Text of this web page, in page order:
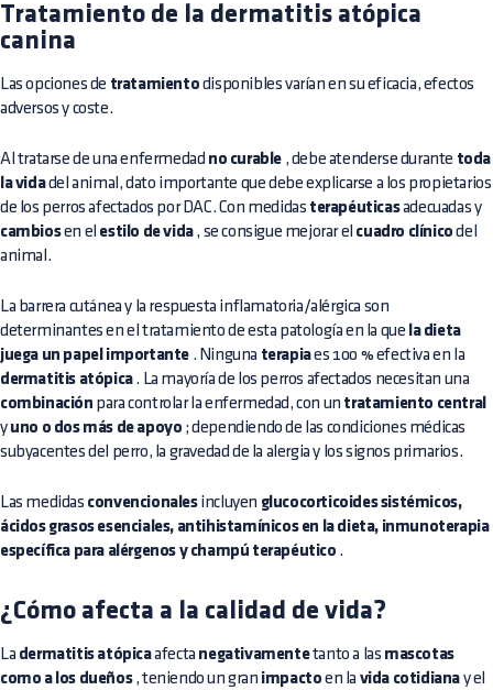
Tratamiento de la dermatitis atópica
canina
Las opciones de tratamiento disponibles varían en su eficacia, efectos
adversos y coste.
Al tratarse de una enfermedad no curable , debe atenderse durante toda
la vidadel animal, dato importante que debe explicarse a los propietarios
de los perros afectados por DAC. Con medidas terapéuticasadecuadas y
cambiosen el estilo de vida, se consigue mejorar el cuadro clínico del
animal.
La barrera cutánea y la respuesta inflamatoria/alérgica son
determinantes en el tratamiento de esta patología en la que la dieta
juega un papel importante . Ninguna terapiaes 100 % efectiva en la
dermatitis atópica. La mayoría de los perros afectados necesitan una
combinación para controlar la enfermedad, con un tratamiento central
y uno o dos más de apoyo ; dependiendo de las condiciones médicas
subyacentes del perro, la gravedad de la alergia y los signos primarios.
Las medidas convencionalesincluyen glucocorticoides sistémicos,
ácidos grasos esenciales, antihistamínicos en la dieta, inmunoterapia
específica para alérgenos y champú terapéutico .
¿Cómo afecta a la calidad de vida?
La dermatitis atópicaafecta negativamentetanto a las mascotas
como a los dueños, teniendo un gran impacto en la vida cotidiana y el